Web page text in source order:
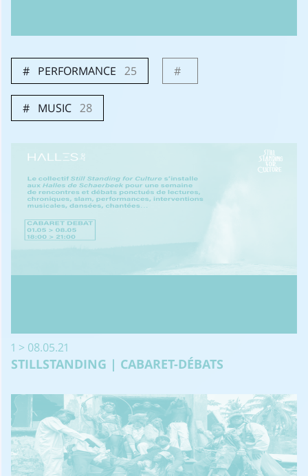
PERFORMANCE 25
MUSIC 28
1 > 08.05.21
STILLSTANDING | CABARET-DÉBATS